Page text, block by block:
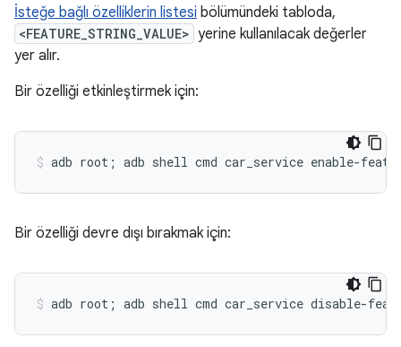
İsteğe bağlı özelliklerin listesi bölümündeki tabloda,
<FEATURE_STRING_VALUE> yerine kullanılacak değerler
yer alır.
Bir özelliği etkinleştirmek için:
Bir özelliği devre dışı bırakmak için: